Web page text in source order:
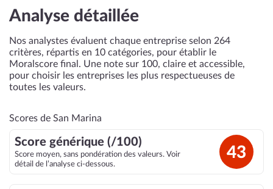
Analyse détaillée
Nos analystes évaluent chaque entreprise selon 264
critères, répartis en 10 catégories, pour établir le
Moralscore final. Une note sur 100, claire et accessible,
pour choisir les entreprises les plus respectueuses de
toutes les valeurs.
Scores de San Marina
Score générique (/100)
Score moyen, sans pondération des valeurs. Voir
détail de l’analyse ci-dessous.
43